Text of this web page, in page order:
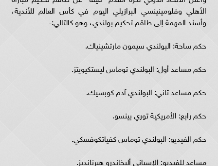
الأهلي وفلومينينسي البرازيلي اليوم في كأس العالم للأندية،
وأسند المهمة إلى طاقم تحكيم بولندي، وهو كالتالي:-
حكم ساحة: البولندي سيمون مارتشينياك.
حكم مساعد أول: البولندي توماس ليستكيويتز.
حكم مساعد ثاني: البولندي آدم كوبسيك.
حكم رابع: الأمريكية توري بينسو.
حكم الفيديو: البولندي توماس كفياتكوفسكي.
مساعد للفيديو: الإسباني أليخاندرو هيرنانديز.